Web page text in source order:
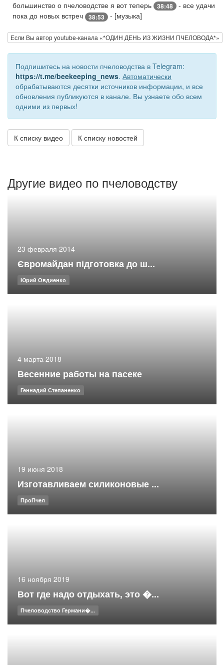
большинство о пчеловодстве я вот теперь 38:48
- все удачи
пока до новых встреч
38:53 - [музыка]
Если Вы автор youtube-канала «*ОДИН ДЕНЬ ИЗ ЖИЗНИ ПЧЕЛОВОДА*»
Подпишитесь на новости пчеловодства в Telegram:
https://t.me/beekeeping_news. Автоматически
обрабатываются десятки источников информации, и все
обновления публикуются в канале. Вы узнаете обо всем
одними из первых!
К списку видео К списку новостей
Другие видео по пчеловодству
23 февраля 2014
Євромайдан підготовка до ш...
Юрий Овдиенко
4 марта 2018
Весенние работы на пасеке
Геннадий Степаненко
19 июня 2018
Изготавливаем силиконовые ...
ПроПчел
16 ноября 2019
Вот где надо отдыхать, это �...
Пчеловодство Германи�...